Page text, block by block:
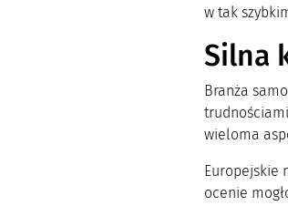
w tak
Silna
Branża
wieloma
Europejskie
ocenie